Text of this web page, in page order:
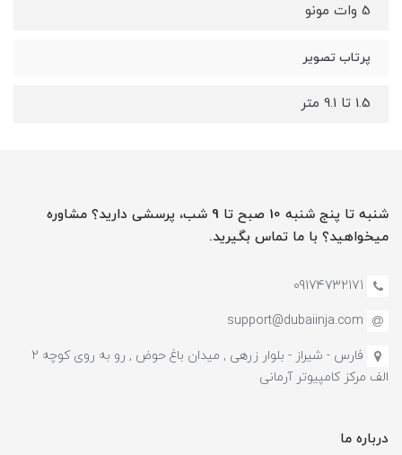
5 وات مونو
پرتاب تصویر
1.5 تا 9.1 متر
شنبه تا پنج شنبه 10 صبح تا 9 شب، پرسشی دارید؟ مشاوره
میخواهید؟ با ما تماس بگیرید.
09174732171
support@dubaiinja.com
فارس - شیراز - بلوار زرهی , میدان باغ حوض , رو به روی کوچه 2
الف مرکز کامپیوتر آرمانی
درباره ما